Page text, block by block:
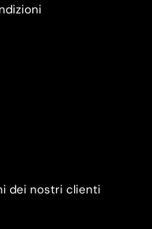
dei nostri clienti